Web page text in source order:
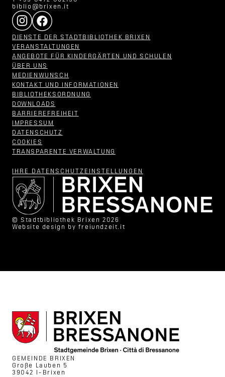
biblio@brixen.it
DIENSTE DER STADTBIBLIOTHEK BRIXEN
VERANSTALTUNGEN
ANGEBOTE FÜR KINDERGÄRTEN UND SCHULEN
ÜBER UNS
MEDIENWUNSCH
KONTAKT UND INFORMATIONEN
BIBLIOTHEKSORDNUNG
DOWNLOADS
BARRIEREFREIHEIT
IMPRESSUM
DATENSCHUTZ
COOKIES
TRANSPARENTE VERWALTUNG
IHRE DATENSCHUTZ­EINSTELLUNGEN
© Stadtbibliothek Brixen 2026
Website design by freiundzeit.it
GEMEINDE BRIXEN
Große Lauben 5
39042 I-Brixen